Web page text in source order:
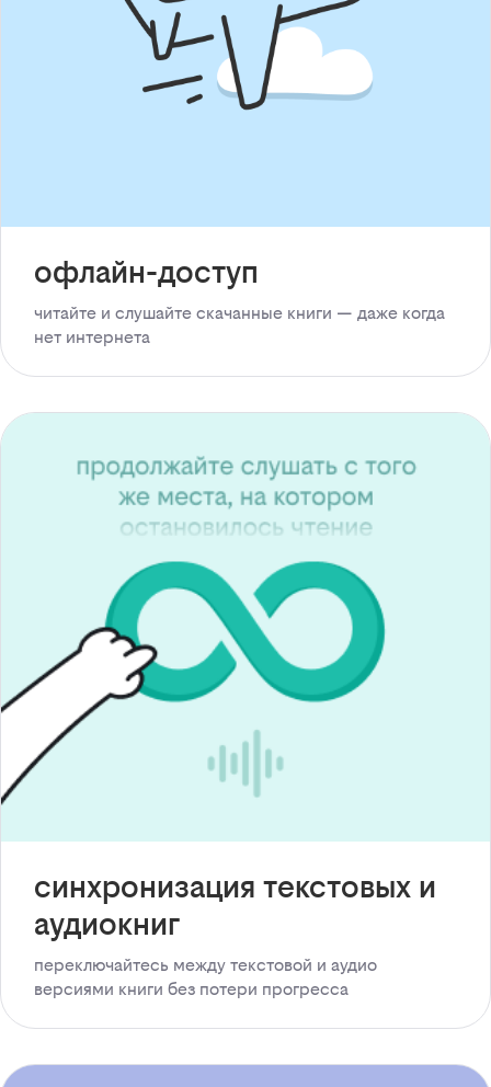
офлайн-доступ
читайте и слушайте скачанные книги — даже когда
нет интернета
синхронизация текстовых и
аудиокниг
переключайтесь между текстовой и аудио
версиями книги без потери прогресса